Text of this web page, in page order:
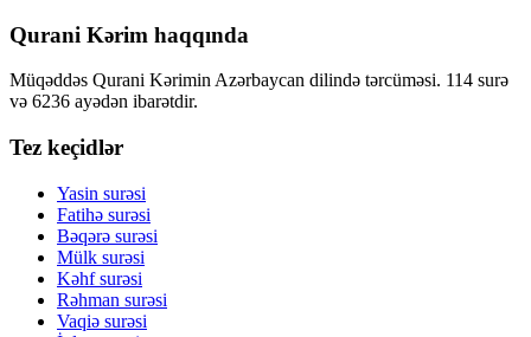
Qurani Kərim haqqında
Müqəddəs Qurani Kərimin Azərbaycan dilində tərcüməsi. 114 surə
və 6236 ayədən ibarətdir.
Tez keçidlər
Yasin surəsi
Fatihə surəsi
Bəqərə surəsi
Mülk surəsi
Kəhf surəsi
Rəhman surəsi
Vaqiə surəsi